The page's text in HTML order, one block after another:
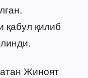
қабул қилиб
Жиноят